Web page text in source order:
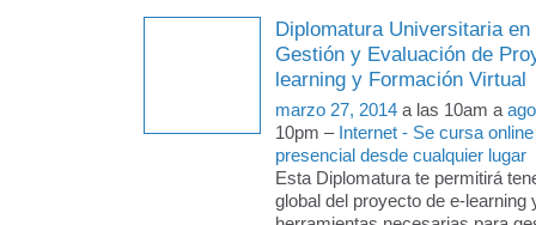
Diplomatura Universitaria en
Gestión y Evaluación de
learning y Formación Virtual
marzo 27, 2014 a las 10am a
10pm – Internet - Se cursa
presencial desde cualquier lugar
Esta Diplomatura te permitirá
global del proyecto de e-learning